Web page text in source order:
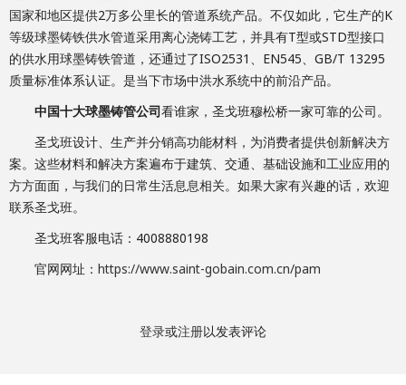
国家和地区提供2万多公里长的管道系统产品。不仅如此，它生产的K
等级球墨铸铁供水管道采用离心浇铸工艺，并具有T型或STD型接口
的供水用球墨铸铁管道，还通过了ISO2531、EN545、GB/T 13295
质量标准体系认证。是当下市场中洪水系统中的前沿产品。
中国十大球墨铸管公司看谁家，圣戈班穆松桥一家可靠的公司。
圣戈班设计、生产并分销高功能材料，为消费者提供创新解决方
案。这些材料和解决方案遍布于建筑、交通、基础设施和工业应用的
方方面面，与我们的日常生活息息相关。如果大家有兴趣的话，欢迎
联系圣戈班。
圣戈班客服电话：4008880198
官网网址： https://www.saint-gobain.com.cn/pam
登录或注册以发表评论